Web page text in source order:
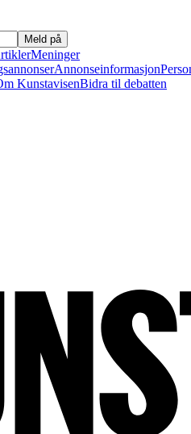
Meld på
Meninger
Annonseinformasjon
KunstavisenBidra til debatten